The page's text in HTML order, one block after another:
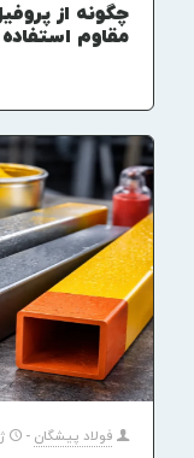
چگونه از
مقاوم
فولاد پیشگان -